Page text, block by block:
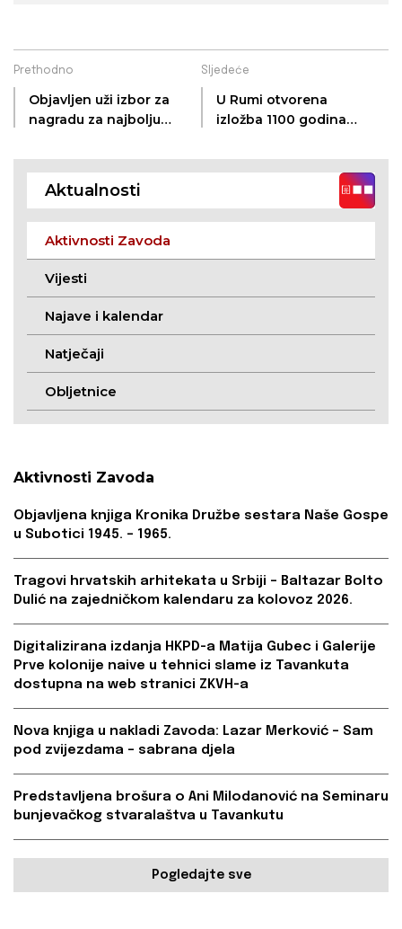
Prethodno
Objavljen uži izbor za
nagradu za najbolju
životom ili djelima
Matoša
Sljedeće
U Rumi otvorena
izložba 1100 godina
Kraljevstva
Aktualnosti
Aktivnosti Zavoda
Vijesti
Najave i kalendar
Natječaji
Obljetnice
Aktivnosti Zavoda
Objavljena knjiga Kronika Družbe sestara Naše Gospe
u Subotici 1945. – 1965.
Tragovi hrvatskih arhitekata u Srbiji – Baltazar Bolto
Dulić na zajedničkom kalendaru za kolovoz 2026.
Digitalizirana izdanja HKPD-a Matija Gubec i Galerije
Prve kolonije naive u tehnici slame iz Tavankuta
dostupna na web stranici ZKVH-a
Nova knjiga u nakladi Zavoda: Lazar Merković – Sam
pod zvijezdama – sabrana djela
Predstavljena brošura o Ani Milodanović na Seminaru
bunjevačkog stvaralaštva u Tavankutu
Pogledajte sve